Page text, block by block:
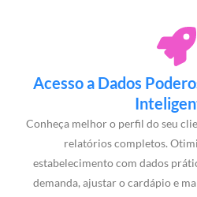
Acesso a Dados
Conheça melhor o perfil do seu
relatórios completos.
estabelecimento com dados
demanda, ajustar o cardápio e